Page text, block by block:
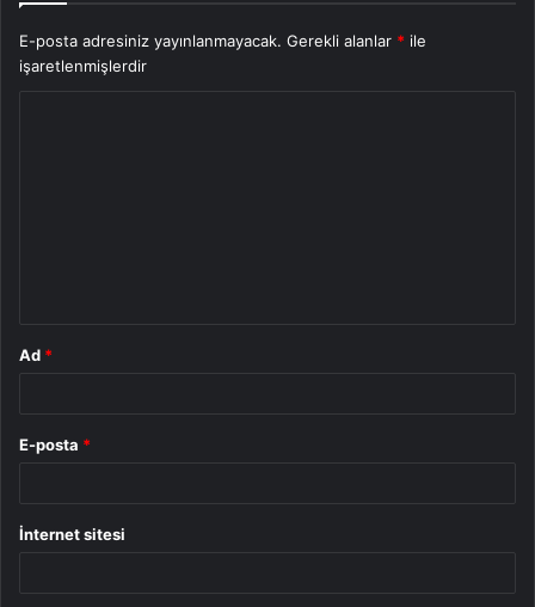
E-posta adresiniz yayınlanmayacak. Gerekli alanlar * ile
işaretlenmişlerdir
Ad *
E-posta *
İnternet sitesi